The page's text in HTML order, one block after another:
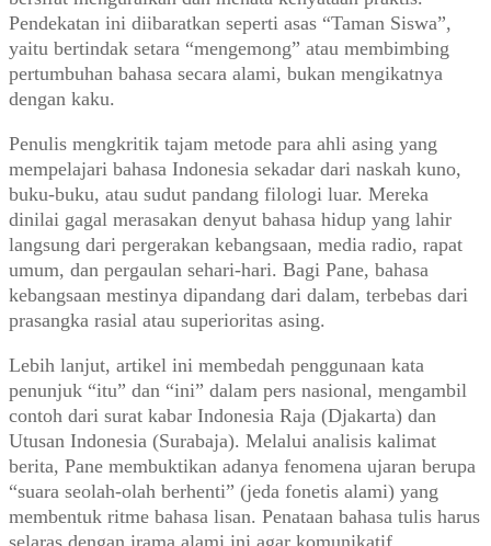
Pendekatan ini diibaratkan seperti asas “Taman Siswa”,
yaitu bertindak setara “mengemong” atau membimbing
pertumbuhan bahasa secara alami, bukan mengikatnya
dengan kaku.
Penulis mengkritik tajam metode para ahli asing yang
mempelajari bahasa Indonesia sekadar dari naskah kuno,
buku-buku, atau sudut pandang filologi luar. Mereka
dinilai gagal merasakan denyut bahasa hidup yang lahir
langsung dari pergerakan kebangsaan, media radio, rapat
umum, dan pergaulan sehari-hari. Bagi Pane, bahasa
kebangsaan mestinya dipandang dari dalam, terbebas dari
prasangka rasial atau superioritas asing.
Lebih lanjut, artikel ini membedah penggunaan kata
penunjuk “itu” dan “ini” dalam pers nasional, mengambil
contoh dari surat kabar Indonesia Raja (Djakarta) dan
Utusan Indonesia (Surabaja). Melalui analisis kalimat
berita, Pane membuktikan adanya fenomena ujaran berupa
“suara seolah-olah berhenti” (jeda fonetis alami) yang
membentuk ritme bahasa lisan. Penataan bahasa tulis harus
selaras dengan irama alami ini agar komunikatif.